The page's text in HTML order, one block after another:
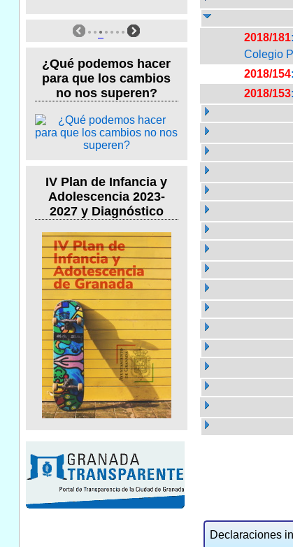
¿Qué podemos hacer
para que los cambios
no nos superen?
IV Plan de Infancia y
Adolescencia 2023-
2027 y Diagnóstico
2018/181
Colegio
2018/154
2018/153
Declaraciones